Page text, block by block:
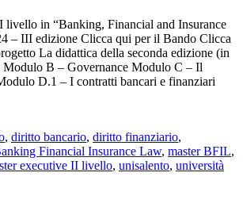
livello in “Banking, Financial and Insurance
– III edizione Clicca qui per il Bando Clicca
La didattica della seconda edizione (in
Modulo B – Governance Modulo C – Il
D.1 – I contratti bancari e finanziari
, diritto bancario, diritto finanziario,
Financial Insurance Law, master BFIL,
executive II livello, unisalento, università